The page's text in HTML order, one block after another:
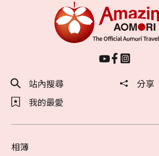
站內搜尋
分享
我的最愛
相簿